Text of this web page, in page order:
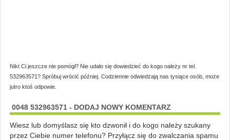
Nikt Ci jeszcze nie pomógł? Nie udało się dowiedzieć do kogo należy nr tel.
532963571? Spróbuj wrócić później. Codziennie odwiedzają nas tysiące osób, może
jutro ktoś odpowie.
0048 532963571 - DODAJ NOWY KOMENTARZ
Wiesz lub domyślasz się kto dzwonił i do kogo należy szukany
przez Ciebie numer telefonu? Przyłącz się do zwalczania spamu